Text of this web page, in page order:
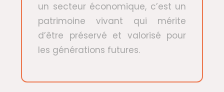
un secteur économique, c’est un
patrimoine vivant qui mérite
d’être préservé et valorisé pour
les générations futures.